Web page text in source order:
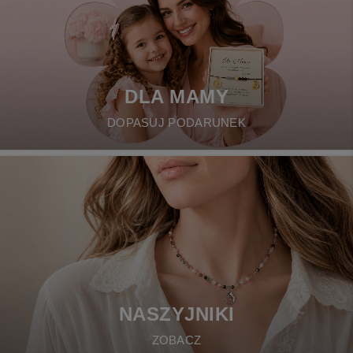
DLA MAMY
DOPASUJ PODARUNEK
NASZYJNIKI
ZOBACZ